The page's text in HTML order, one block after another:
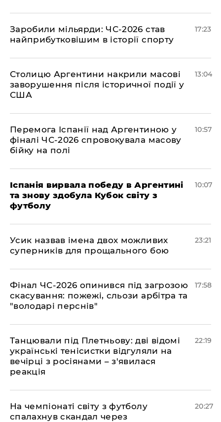
​Заробили мільярди: ЧС-2026 став
найприбутковішим в історії спорту
17:23
Столицю Аргентини накрили масові
заворушення після історичної події у
США
13:04
Перемога Іспанії над Аргентиною у
фіналі ЧС-2026 спровокувала масову
бійку на полі
10:57
Іспанія вирвала победу в Аргентині
та знову здобула Кубок світу з
футболу
10:07
​Усик назвав імена двох можливих
суперників для прощального бою
23:21
​Фінал ЧС-2026 опинився під загрозою
скасування: пожежі, сльози арбітра та
"володарі перснів"
17:58
​Танцювали під Плетньову: дві відомі
українські тенісистки відгуляли на
вечірці з росіянами – з'явилася
реакція
22:19
​На чемпіонаті світу з футболу
спалахнув скандал через
20:27